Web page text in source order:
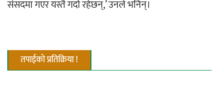
संसदमा गएर यस्तै गर्दा रहेछन्,’ उनले भनिन्।
तपाईको प्रतिक्रिया !